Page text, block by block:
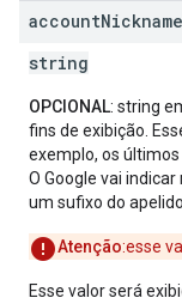
accountNickname
string
OPCIONAL: string
fins de exibição.
exemplo, os
O Google vai
um sufixo do apelido.
Atenção:esse
Esse valor será